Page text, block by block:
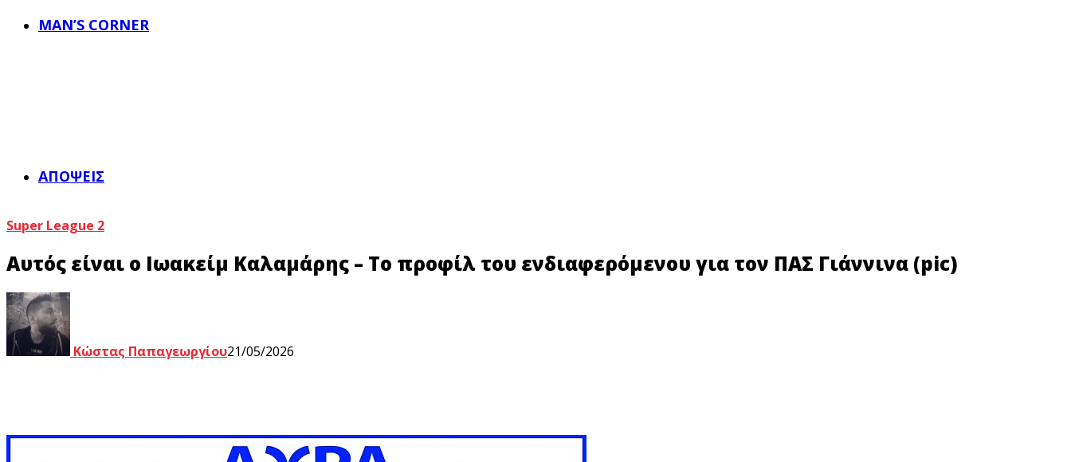
MAN’S CORNER
ΑΠΌΨΕΙΣ
Super League 2
Αυτός είναι ο Ιωακείμ Καλαμάρης – Το προφίλ του ενδιαφερόμενου για τον ΠΑΣ Γιάννινα (pic)
Κώστας Παπαγεωργίου21/05/2026